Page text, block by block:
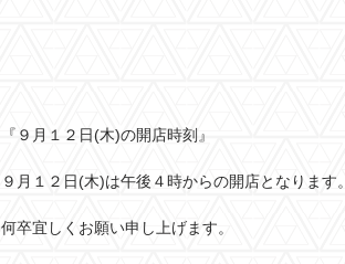
『９月１２日(木)の開店時刻』
９月１２日(木)は午後４時からの開店となります。
何卒宜しくお願い申し上げます。